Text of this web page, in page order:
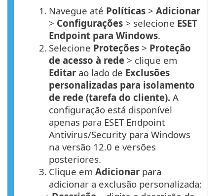
1. Navegue até Políticas > Adicionar
> Configurações > selecione ESET
Endpoint para Windows.
2. Selecione Proteções > Proteção
de acesso à rede > clique em
Editar ao lado de Exclusões
personalizadas para isolamento
de rede (tarefa do cliente). A
configuração está disponível
apenas para ESET Endpoint
Antivirus/Security para Windows
na versão 12.0 e versões
posteriores.
3. Clique em Adicionar para
adicionar a exclusão personalizada: